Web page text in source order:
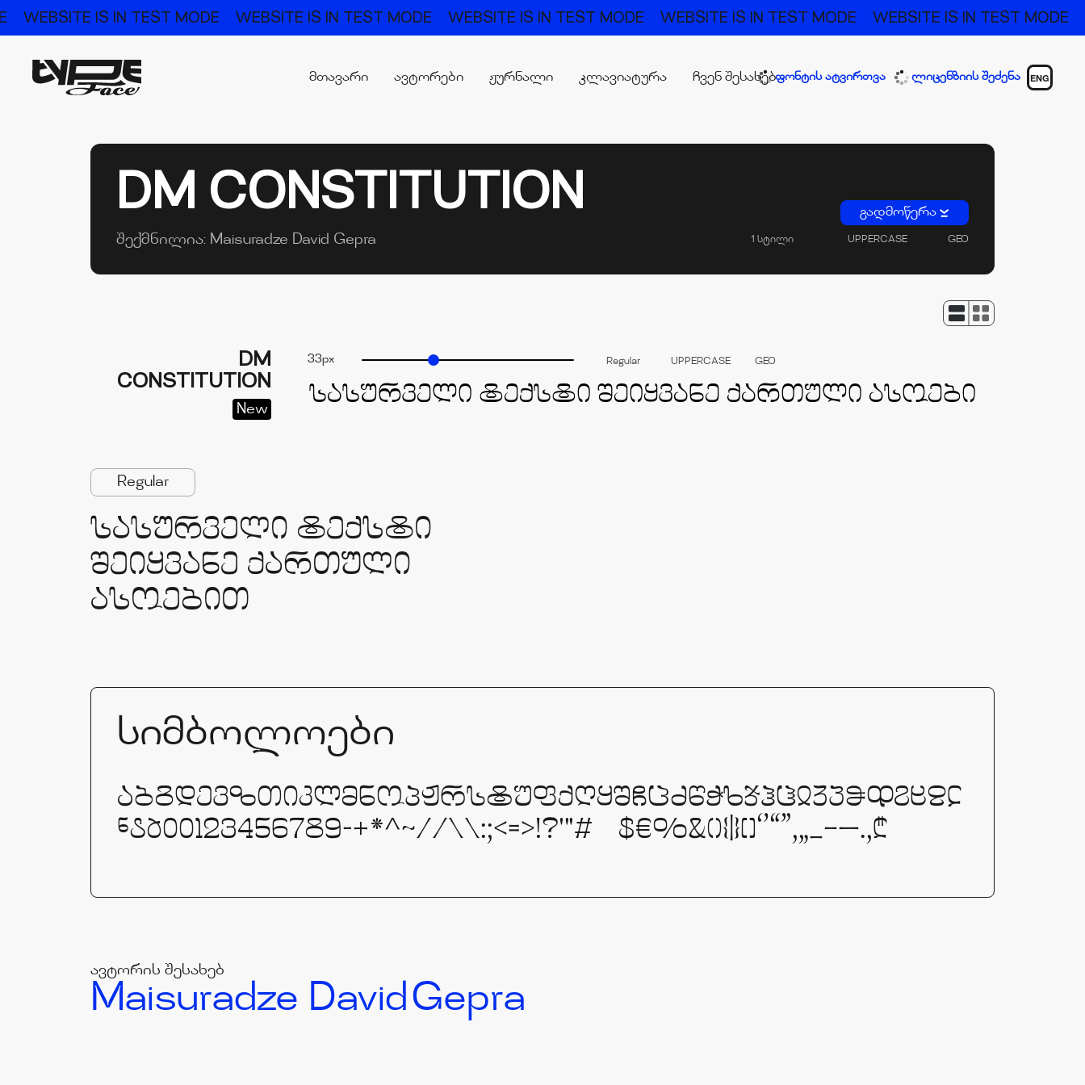
WEBSITE IS IN TEST MODE WEBSITE IS IN TEST MODE WEBSITE IS IN TEST MODE WEBSITE IS IN TEST MODE WEBSITE IS IN TEST MODE
მთავარი ავტორები ჟურნალი კლავიატურა ჩვენ შესახებფონტის ატვირთვა ლიცენზიის შეძენა ENG
DM CONSTITUTION გადმოწერა
შექმნილია: Maisuradze David Gepra 1 სტილი UPPERCASE GEO
DM
CONSTITUTION
New
33px Regular UPPERCASE GEO
Regular
სასურველი ტექსტი
შეიყვანე ქართული
ასოებით
სიმბოლოები
აბგდევზთიკლმნოპჟრსტუფქღყშჩცძწჭხჯჰჱჲჳჴჵჶჷჸჹჺ
ჼჽჾჿ0123456789-+*^˜//\\:;<=>!?'"#@$€%&(){|}[]‘’“”‚„_–—.,₾
ავტორის შესახებ
Maisuradze DavidGepra